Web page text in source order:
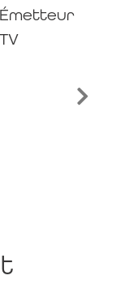
Émetteur
TV